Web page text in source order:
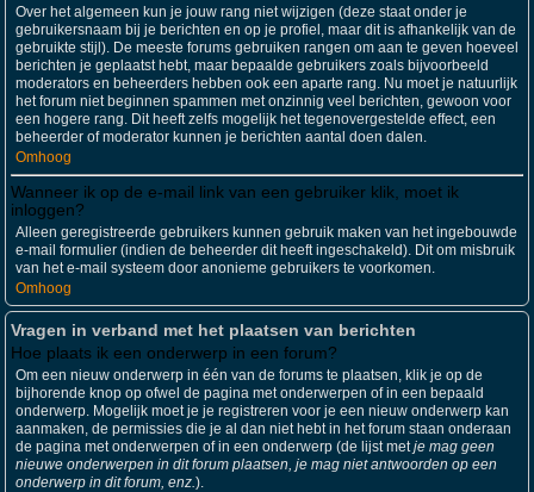
Over het algemeen kun je jouw rang niet wijzigen (deze staat onder je
gebruikersnaam bij je berichten en op je profiel, maar dit is afhankelijk van de
gebruikte stijl). De meeste forums gebruiken rangen om aan te geven hoeveel
berichten je geplaatst hebt, maar bepaalde gebruikers zoals bijvoorbeeld
moderators en beheerders hebben ook een aparte rang. Nu moet je natuurlijk
het forum niet beginnen spammen met onzinnig veel berichten, gewoon voor
een hogere rang. Dit heeft zelfs mogelijk het tegenovergestelde effect, een
beheerder of moderator kunnen je berichten aantal doen dalen.
Omhoog
Wanneer ik op de e-mail link van een gebruiker klik, moet ik
inloggen?
Alleen geregistreerde gebruikers kunnen gebruik maken van het ingebouwde
e-mail formulier (indien de beheerder dit heeft ingeschakeld). Dit om misbruik
van het e-mail systeem door anonieme gebruikers te voorkomen.
Omhoog
Vragen in verband met het plaatsen van berichten
Hoe plaats ik een onderwerp in een forum?
Om een nieuw onderwerp in één van de forums te plaatsen, klik je op de
bijhorende knop op ofwel de pagina met onderwerpen of in een bepaald
onderwerp. Mogelijk moet je je registreren voor je een nieuw onderwerp kan
aanmaken, de permissies die je al dan niet hebt in het forum staan onderaan
de pagina met onderwerpen of in een onderwerp (de lijst metje mag geen
nieuwe onderwerpen in dit forum plaatsen, je mag niet antwoorden op een
onderwerp in dit forum, enz.).